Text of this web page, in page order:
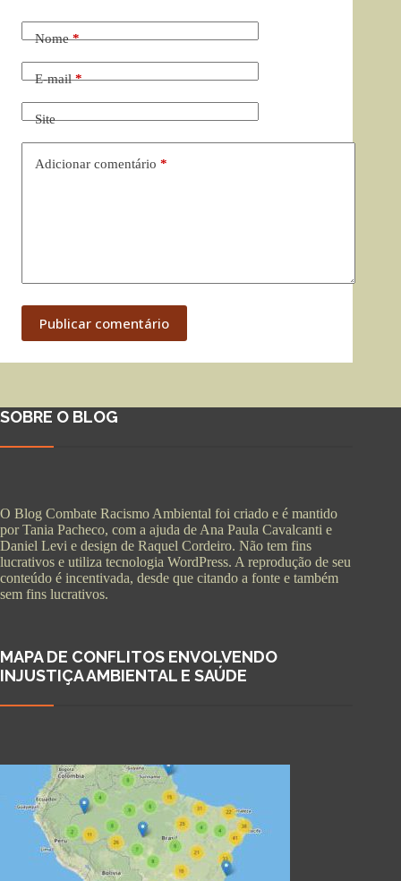
Nome*
E-mail*
Site
Adicionar comentário *
Publicar comentário
SOBRE O BLOG
O Blog Combate Racismo Ambiental foi criado e é mantido
por Tania Pacheco, com a ajuda de Ana Paula Cavalcanti e
Daniel Levi e design de Raquel Cordeiro. Não tem fins
lucrativos e utiliza tecnologia WordPress. A reprodução de seu
conteúdo é incentivada, desde que citando a fonte e também
sem fins lucrativos.
MAPA DE CONFLITOS ENVOLVENDO
INJUSTIÇA AMBIENTAL E SAÚDE